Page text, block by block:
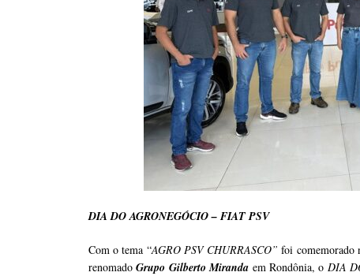
DIA DO AGRONEGÓCIO – FIAT PSV
Com o tema “AGRO PSV CHURRASCO”foi comemorado
renomadoGrupo Gilberto Miranda em Rondônia, o DIA